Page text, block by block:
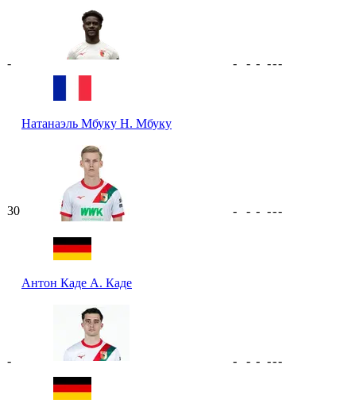
-
Натанаэль Мбуку Н. Мбуку
- - - ---
30
Антон Каде А. Каде
- - - ---
- - - - ---